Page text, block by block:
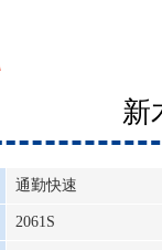
新
通勤快速
2061S